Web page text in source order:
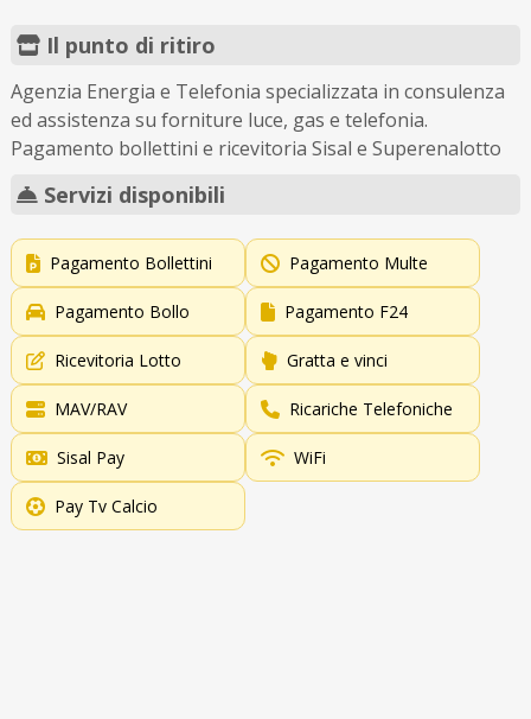
Il punto di ritiro
Agenzia Energia e Telefonia specializzata in consulenza
ed assistenza su forniture luce, gas e telefonia.
Pagamento bollettini e ricevitoria Sisal e Superenalotto
Servizi disponibili
Pagamento Bollettini Pagamento Multe
Pagamento Bollo Pagamento F24
Ricevitoria Lotto Gratta e vinci
MAV/RAV Ricariche Telefoniche
Sisal Pay WiFi
Pay Tv Calcio